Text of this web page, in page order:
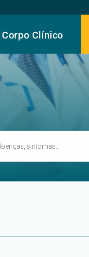
Corpo Clínico